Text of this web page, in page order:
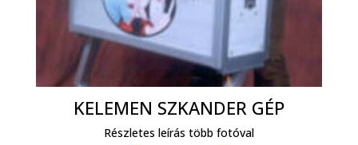
KELEMEN SZKANDER GÉP
Részletes leírás több fotóval